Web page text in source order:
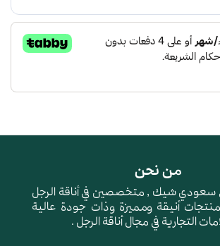
من نحن
شيك , متخصصين في أناقة الرجل
أنيقة ومميزة وذات جودة عالية
التجارية في مجال أناقة الرجل .